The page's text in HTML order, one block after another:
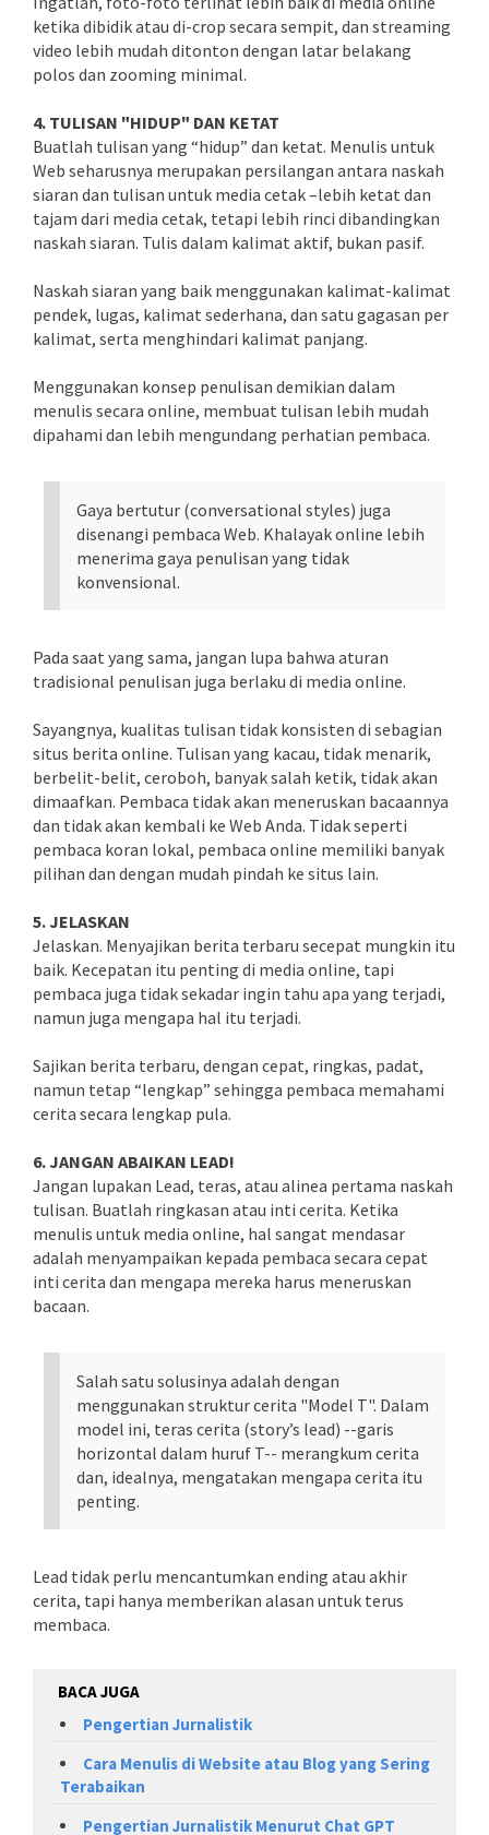
ketika dibidik atau di-crop secara sempit, dan streaming
video lebih mudah ditonton dengan latar belakang
polos dan zooming minimal.
4. TULISAN "HIDUP" DAN KETAT
Buatlah tulisan yang “hidup” dan ketat. Menulis untuk
Web seharusnya merupakan persilangan antara naskah
siaran dan tulisan untuk media cetak –lebih ketat dan
tajam dari media cetak, tetapi lebih rinci dibandingkan
naskah siaran. Tulis dalam kalimat aktif, bukan pasif.
Naskah siaran yang baik menggunakan kalimat-kalimat
pendek, lugas, kalimat sederhana, dan satu gagasan per
kalimat, serta menghindari kalimat panjang.
Menggunakan konsep penulisan demikian dalam
menulis secara online, membuat tulisan lebih mudah
dipahami dan lebih mengundang perhatian pembaca.
Gaya bertutur (conversational styles) juga
disenangi pembaca Web. Khalayak online lebih
menerima gaya penulisan yang tidak
konvensional.
Pada saat yang sama, jangan lupa bahwa aturan
tradisional penulisan juga berlaku di media online.
Sayangnya, kualitas tulisan tidak konsisten di sebagian
situs berita online. Tulisan yang kacau, tidak menarik,
berbelit-belit, ceroboh, banyak salah ketik, tidak akan
dimaafkan. Pembaca tidak akan meneruskan bacaannya
dan tidak akan kembali ke Web Anda. Tidak seperti
pembaca koran lokal, pembaca online memiliki banyak
pilihan dan dengan mudah pindah ke situs lain.
5. JELASKAN
Jelaskan. Menyajikan berita terbaru secepat mungkin itu
baik. Kecepatan itu penting di media online, tapi
pembaca juga tidak sekadar ingin tahu apa yang terjadi,
namun juga mengapa hal itu terjadi.
Sajikan berita terbaru, dengan cepat, ringkas, padat,
namun tetap “lengkap” sehingga pembaca memahami
cerita secara lengkap pula.
6. JANGAN ABAIKAN LEAD!
Jangan lupakan Lead, teras, atau alinea pertama naskah
tulisan. Buatlah ringkasan atau inti cerita. Ketika
menulis untuk media online, hal sangat mendasar
adalah menyampaikan kepada pembaca secara cepat
inti cerita dan mengapa mereka harus meneruskan
bacaan.
Salah satu solusinya adalah dengan
menggunakan struktur cerita "Model T". Dalam
model ini, teras cerita (story’s lead) --garis
horizontal dalam huruf T-- merangkum cerita
dan, idealnya, mengatakan mengapa cerita itu
penting.
Lead tidak perlu mencantumkan ending atau akhir
cerita, tapi hanya memberikan alasan untuk terus
membaca.
BACA JUGA
Pengertian Jurnalistik
Cara Menulis di Website atau Blog yang Sering
Terabaikan
Pengertian Jurnalistik Menurut Chat GPT